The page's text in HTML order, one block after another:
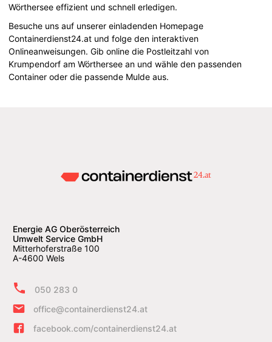
Wörthersee effizient und schnell erledigen.
Besuche uns auf unserer einladenden Homepage
Containerdienst24.at und folge den interaktiven
Onlineanweisungen. Gib online die Postleitzahl von
Krumpendorf am Wörthersee an und wähle den passenden
Container oder die passende Mulde aus.
Energie AG Oberösterreich
Umwelt Service GmbH
Mitterhoferstraße 100
A-4600 Wels
050 283 0
office@containerdienst24.at
facebook.com/containerdienst24.at